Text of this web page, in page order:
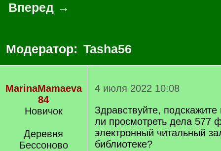
Вперед →
Модератор: Tasha56
MarinaMamaeva
84
Новичок
Деревня
Бессоново
4 июля 2022 10:08
Здравствуйте,
ли просмотреть дела 577
электронный читальный
библиотеке?